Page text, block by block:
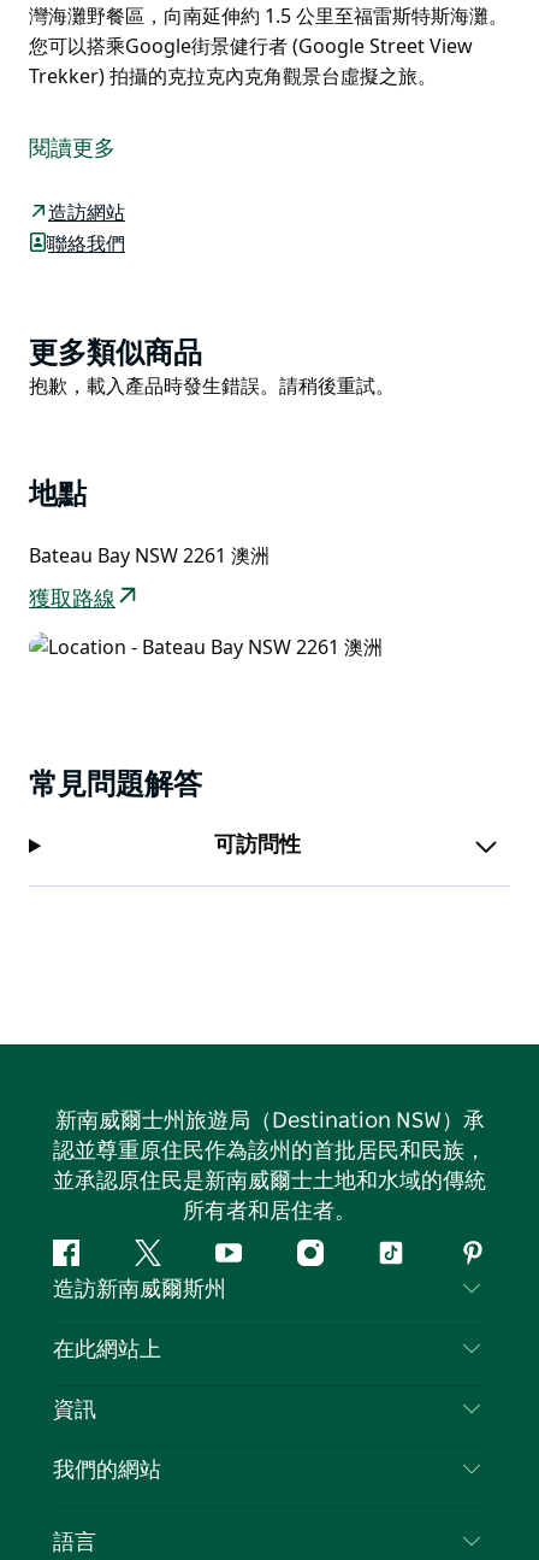
灣海灘野餐區，向南延伸約 1.5 公里至福雷斯特斯海灘。
您可以搭乘Google街景健行者 (Google Street View
Trekker) 拍攝的克拉克內克角觀景台虛擬之旅。
密。五月至八月期間，前往這充滿神秘氣息的觀景台，您
或許就能欣賞到鯨魚北遷的壯觀景象，衝浪愛好者也可以
在此觀察海浪狀況。
克拉克內克角觀景台一年四季都是拍照或野餐的絕佳地
湖和入口處。這裡也是滑翔傘運動的熱門地點，您可以抬
頭仰望天空，欣賞滑翔傘在空中翱翔的英姿。
區，向南延伸約 1.5 公里至福雷斯特斯海灘。
Trekker) 拍攝的克拉克內克角觀景台虛擬之旅。
閱讀更多
造訪網站
聯絡我們
Product
List
更多類似商品
Product
抱歉，載入產品時發生錯誤。請稍後重試。
地點
Bateau Bay NSW 2261 澳洲
獲取路線
常見問題解答
可訪問性
新南威爾士州旅遊局（Destination NSW）承
認並尊重原住民作為該州的首批居民和民族，
並承認原住民是新南威爾士土地和水域的傳統
所有者和居住者。
Facebook嘰
嘰
喳
Youtube Instagram
抖
造訪新南威爾斯州
聯絡我們
隱私
Cookie 通知
在此網站上
目的地
新南威爾士州公路旅行
活動
資訊
旅行資訊
新南威爾士州的商業
我們的網站
語言